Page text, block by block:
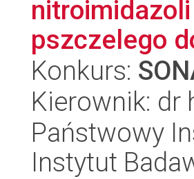
pszczelego
Konkurs:
Kierownik: dr
Państwowy
Instytut